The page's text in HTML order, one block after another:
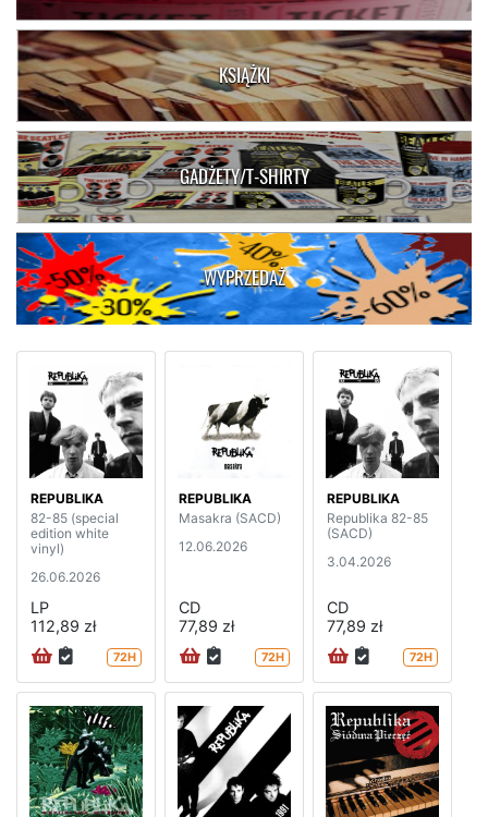
KSIĄŻKI
GADŻETY/T-SHIRTY
WYPRZEDAŻ
REPUBLIKA
82-85 (special
edition white
vinyl)
26.06.2026
LP
112,89 zł
72H
REPUBLIKA
Masakra (SACD)
12.06.2026
CD
77,89 zł
72H
REPUBLIKA
Republika 82-85
(SACD)
3.04.2026
CD
77,89 zł
72H